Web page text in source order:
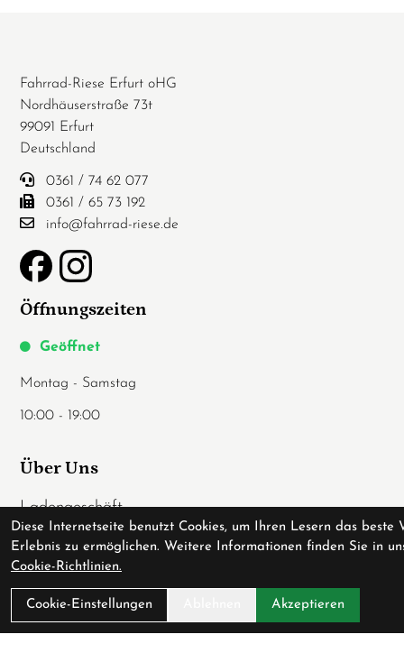
Fahrrad-Riese Erfurt oHG
Nordhäuserstraße 73t
99091 Erfurt
Deutschland
0361 / 74 62 077
0361 / 65 73 192
info@fahrrad-riese.de
Öffnungszeiten
Geöffnet
Montag - Samstag
10:00 - 19:00
Über Uns
Ladengeschäft
Anfahrt
AGB
Datenschutz
Impressum
Diese Internetseite benutzt Cookies, um Ihren Lesern das beste
Erlebnis zu ermöglichen. Weitere Informationen finden Sie in
Cookie-Richtlinien.
Cookie-Einstellungen Akzeptieren